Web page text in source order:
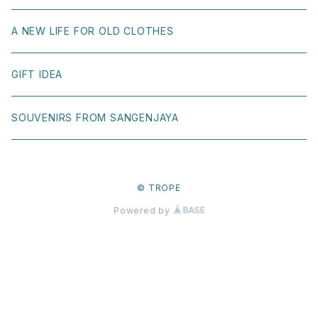
KAAPETTO
T.U.（Transportation Unit）
BONNE MAISON
OTHER
Naoki Shoji
Ray Gurz
Yuri Hasegawa
A NEW LIFE FOR OLD CLOTHES
GIFT IDEA
SOUVENIRS FROM SANGENJAYA
© TROPE
Powered by